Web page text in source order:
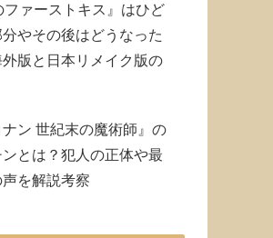
ファーストキス』はひど
やその後はどうなった
版と日本リメイク版の
ナン 世紀末の魔術師』の
とは？犯人の正体や最
を解説考察